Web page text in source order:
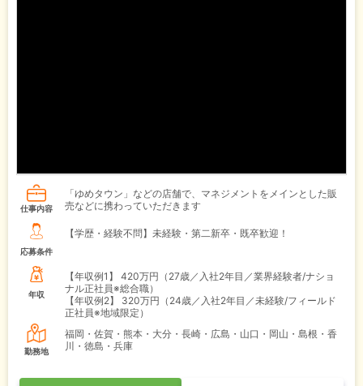
仕事内容
「ゆめタウン」などの店舗で、マネジメントをメインとした販
売などに携わっていただきます
応募条件
【学歴・経験不問】未経験・第二新卒・既卒歓迎！
年収
【年収例1】
420万円（27歳／入社2年目／業界経験者/ナショ
ナル正社員※総合職）
【年収例2】
320万円（24歳／入社2年目／未経験/フィールド
正社員※地域限定）
勤務地
福岡・佐賀・熊本・大分・長崎・広島・山口・岡山・島根・香
川・徳島・兵庫